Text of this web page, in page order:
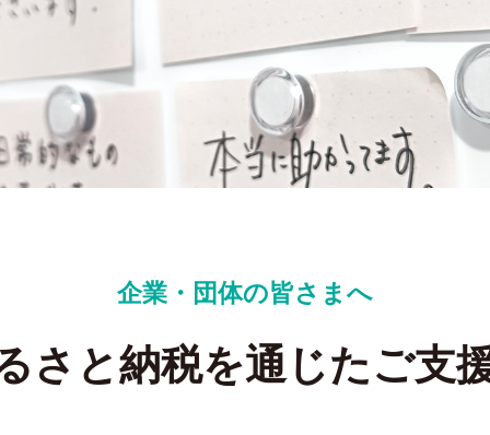
企業・団体の皆さまへ
さと納税を通じたご支